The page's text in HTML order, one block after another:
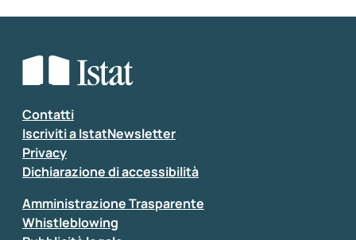
Contatti
Iscriviti a IstatNewsletter
Privacy
Dichiarazione di accessibilità
Amministrazione Trasparente
Whistleblowing